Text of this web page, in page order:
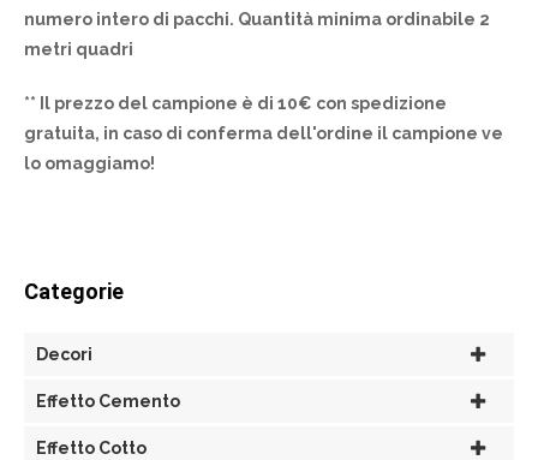
numero intero di pacchi. Quantità minima ordinabile 2
metri quadri
** Il prezzo del campione è di 10€ con spedizione
gratuita, in caso di conferma dell'ordine il campione ve
lo omaggiamo!
Categorie
Decori
Effetto Cemento
Effetto Cotto